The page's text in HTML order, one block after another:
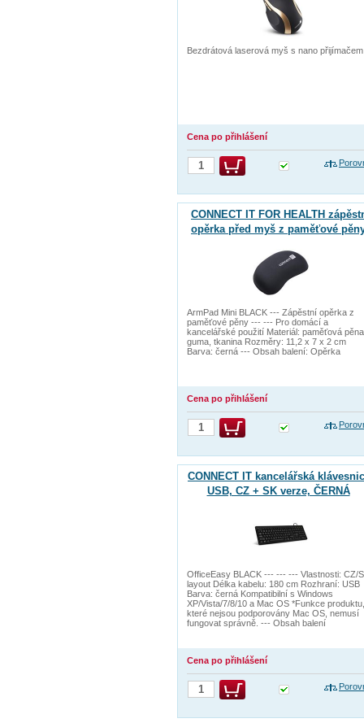
Bezdrátová laserová myš s nano přijímačem
Cena po přihlášení
CONNECT IT FOR HEALTH
opěrka před myš z paměťové
ArmPad Mini BLACK --- Zápěstní opěrka z
paměťové pěny --- --- Pro domácí a
kancelářské použití Materiál: paměťová
guma, tkanina Rozměry: 11,2 x 7 x 2 cm
Barva: černá --- Obsah balení: Opěrka
Cena po přihlášení
CONNECT IT kancelářská
USB, CZ + SK verze, ČERNÁ
OfficeEasy BLACK --- --- --- Vlastnosti: CZ/
layout Délka kabelu: 180 cm Rozhraní: USB
Barva: černá Kompatibilní s Windows
XP/Vista/7/8/10 a Mac OS *Funkce produktu,
které nejsou podporovány Mac OS, nemusí
fungovat správně. --- Obsah balení
Cena po přihlášení